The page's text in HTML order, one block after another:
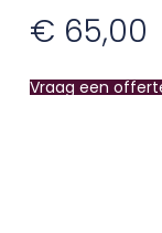
€ 65,00
Vraag een